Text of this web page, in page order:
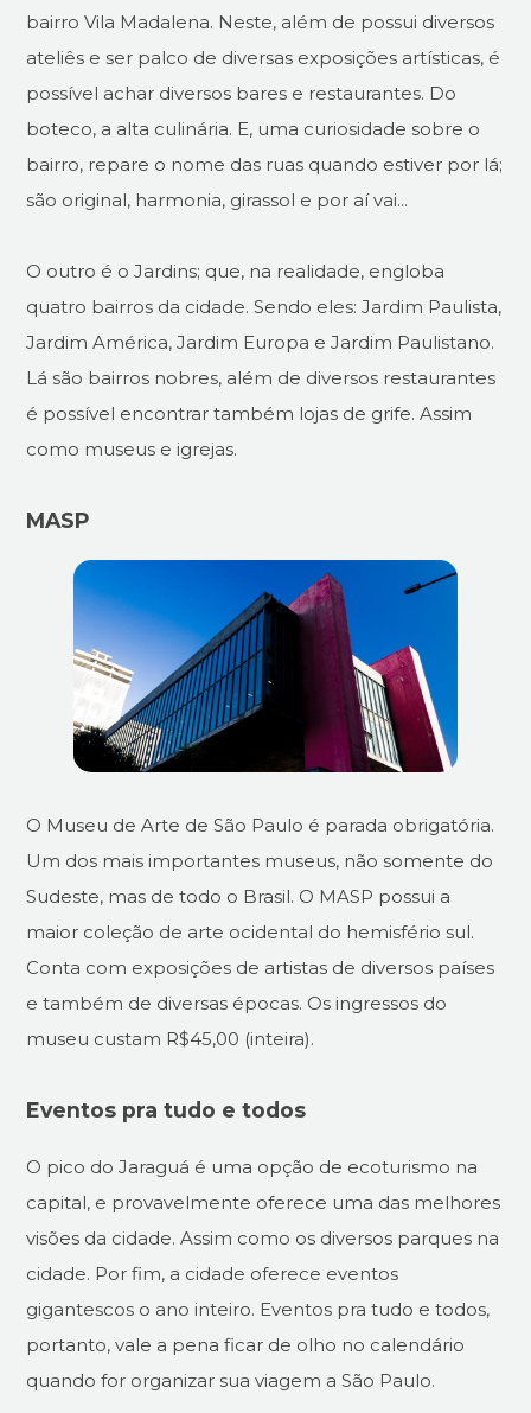
bairro Vila Madalena. Neste, além de possui diversos
ateliês e ser palco de diversas exposições artísticas, é
possível achar diversos bares e restaurantes. Do
boteco, a alta culinária. E, uma curiosidade sobre o
bairro, repare o nome das ruas quando estiver por lá;
são original, harmonia, girassol e por aí vai...
O outro é o Jardins; que, na realidade, engloba
quatro bairros da cidade. Sendo eles: Jardim Paulista,
Jardim América, Jardim Europa e Jardim Paulistano.
Lá são bairros nobres, além de diversos restaurantes
é possível encontrar também lojas de grife. Assim
como museus e igrejas.
MASP
O Museu de Arte de São Paulo é parada obrigatória.
Um dos mais importantes museus, não somente do
Sudeste, mas de todo o Brasil. O MASP possui a
maior coleção de arte ocidental do hemisfério sul.
Conta com exposições de artistas de diversos países
e também de diversas épocas. Os ingressos do
museu custam R$45,00 (inteira).
Eventos pra tudo e todos
O pico do Jaraguá é uma opção de ecoturismo na
capital, e provavelmente oferece uma das melhores
visões da cidade. Assim como os diversos parques na
cidade. Por fim, a cidade oferece eventos
gigantescos o ano inteiro. Eventos pra tudo e todos,
portanto, vale a pena ficar de olho no calendário
quando for organizar sua viagem a São Paulo.